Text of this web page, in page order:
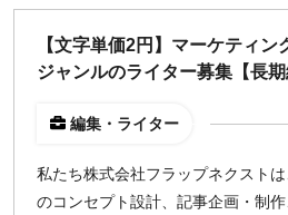
【文字単価2円】マーケティ
ジャンルのライター募集【長期
編集・ライター
私たち株式会社フラップネクスト
のコンセプト設計、記事企画・制